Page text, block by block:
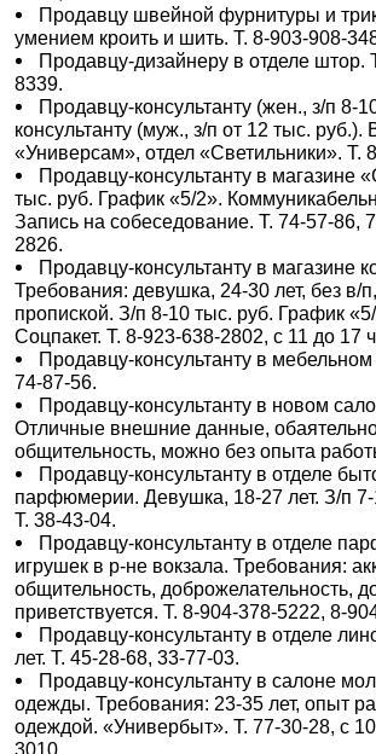
Продавцу швейной фурнитуры и
умением кроить и шить. Т. 8-903-908-
Продавцу-дизайнеру в отделе штор.
8339.
Продавцу-консультанту (жен., з/п 8-
консультанту (муж., з/п от 12 тыс. руб.).
«Универсам», отдел «Светильники». Т.
Продавцу-консультанту в магазине
тыс. руб. График «5/2».
Запись на собеседование. Т. 74-57-86,
2826.
Продавцу-консультанту в магазине
Требования: девушка, 24-30 лет, без в/
пропиской. З/п 8-10 тыс. руб. График
Соцпакет. Т. 8-923-638-2802, с 11 до 17
Продавцу-консультанту в
74-87-56.
Продавцу-консультанту в новом
Отличные внешние данные,
общительность, можно без опыта
Продавцу-консультанту в отделе
парфюмерии. Девушка, 18-27 лет. З/п 7-
Т. 38-43-04.
Продавцу-консультанту в отделе
игрушек в р-не вокзала. Требования:
общительность, доброжелательность,
приветствуется. Т. 8-904-378-5222, 8-
Продавцу-консультанту в отделе
лет. Т. 45-28-68, 33-77-03.
Продавцу-консультанту в салоне
одежды. Требования: 23-35 лет, опыт
одеждой. «Универбыт». Т. 77-30-28, с
3010.